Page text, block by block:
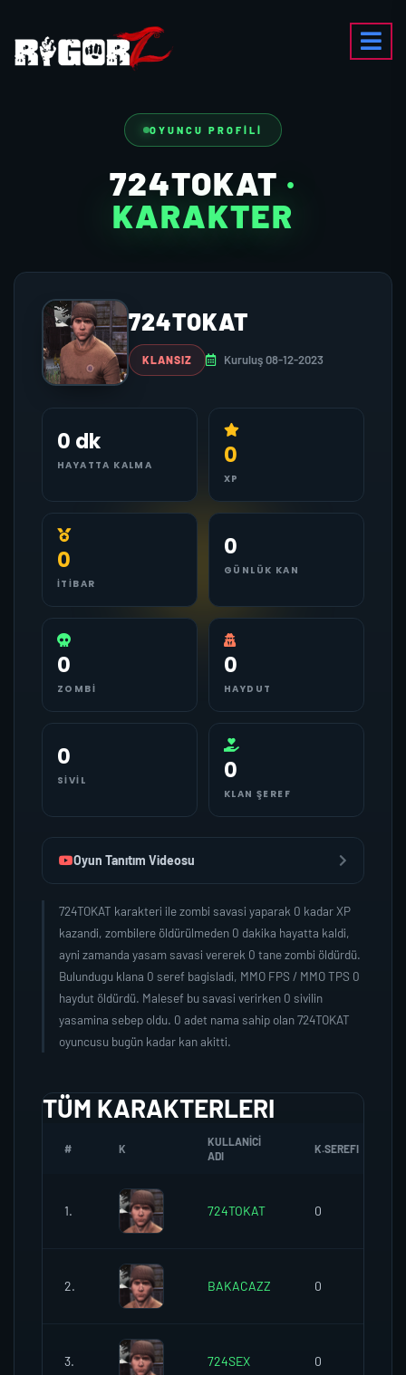
OYUNCU PROFILI
724TOKAT ·
KARAKTER
724TOKAT
KLANSIZ Kuruluş 08-12-2023
0 dk
HAYATTA KALMA 0
XP
0
İTIBAR
0
GÜNLÜK KAN
0
ZOMBI
0
HAYDUT
0
SIVIL 0
KLAN ŞEREF
Oyun Tanıtım Videosu
724TOKAT karakteri ile zombi savasi yaparak 0 kadar XP
kazandi, zombilere öldürülmeden 0 dakika hayatta kaldi,
ayni zamanda yasam savasi vererek 0 tane zombi öldürdü.
Bulundugu klana 0 seref bagisladi, MMO FPS / MMO TPS 0
haydut öldürdü. Malesef bu savasi verirken 0 sivilin
yasamina sebep oldu. 0 adet nama sahip olan 724TOKAT
oyuncusu bugün kadar kan akitti.
TÜM KARAKTERLERI
# K
KULLANICI
ADI
K.SEREFI
1. 724TOKAT 0
2. BAKACAZZ 0
3. 724SEX 0